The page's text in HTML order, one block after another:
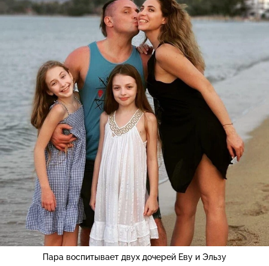
Пара воспитывает двух дочерей Еву и Эльзу